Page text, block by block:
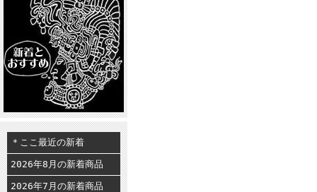
＊ここ最近の新着
2026年8月の新着商品
2026年7月の新着商品